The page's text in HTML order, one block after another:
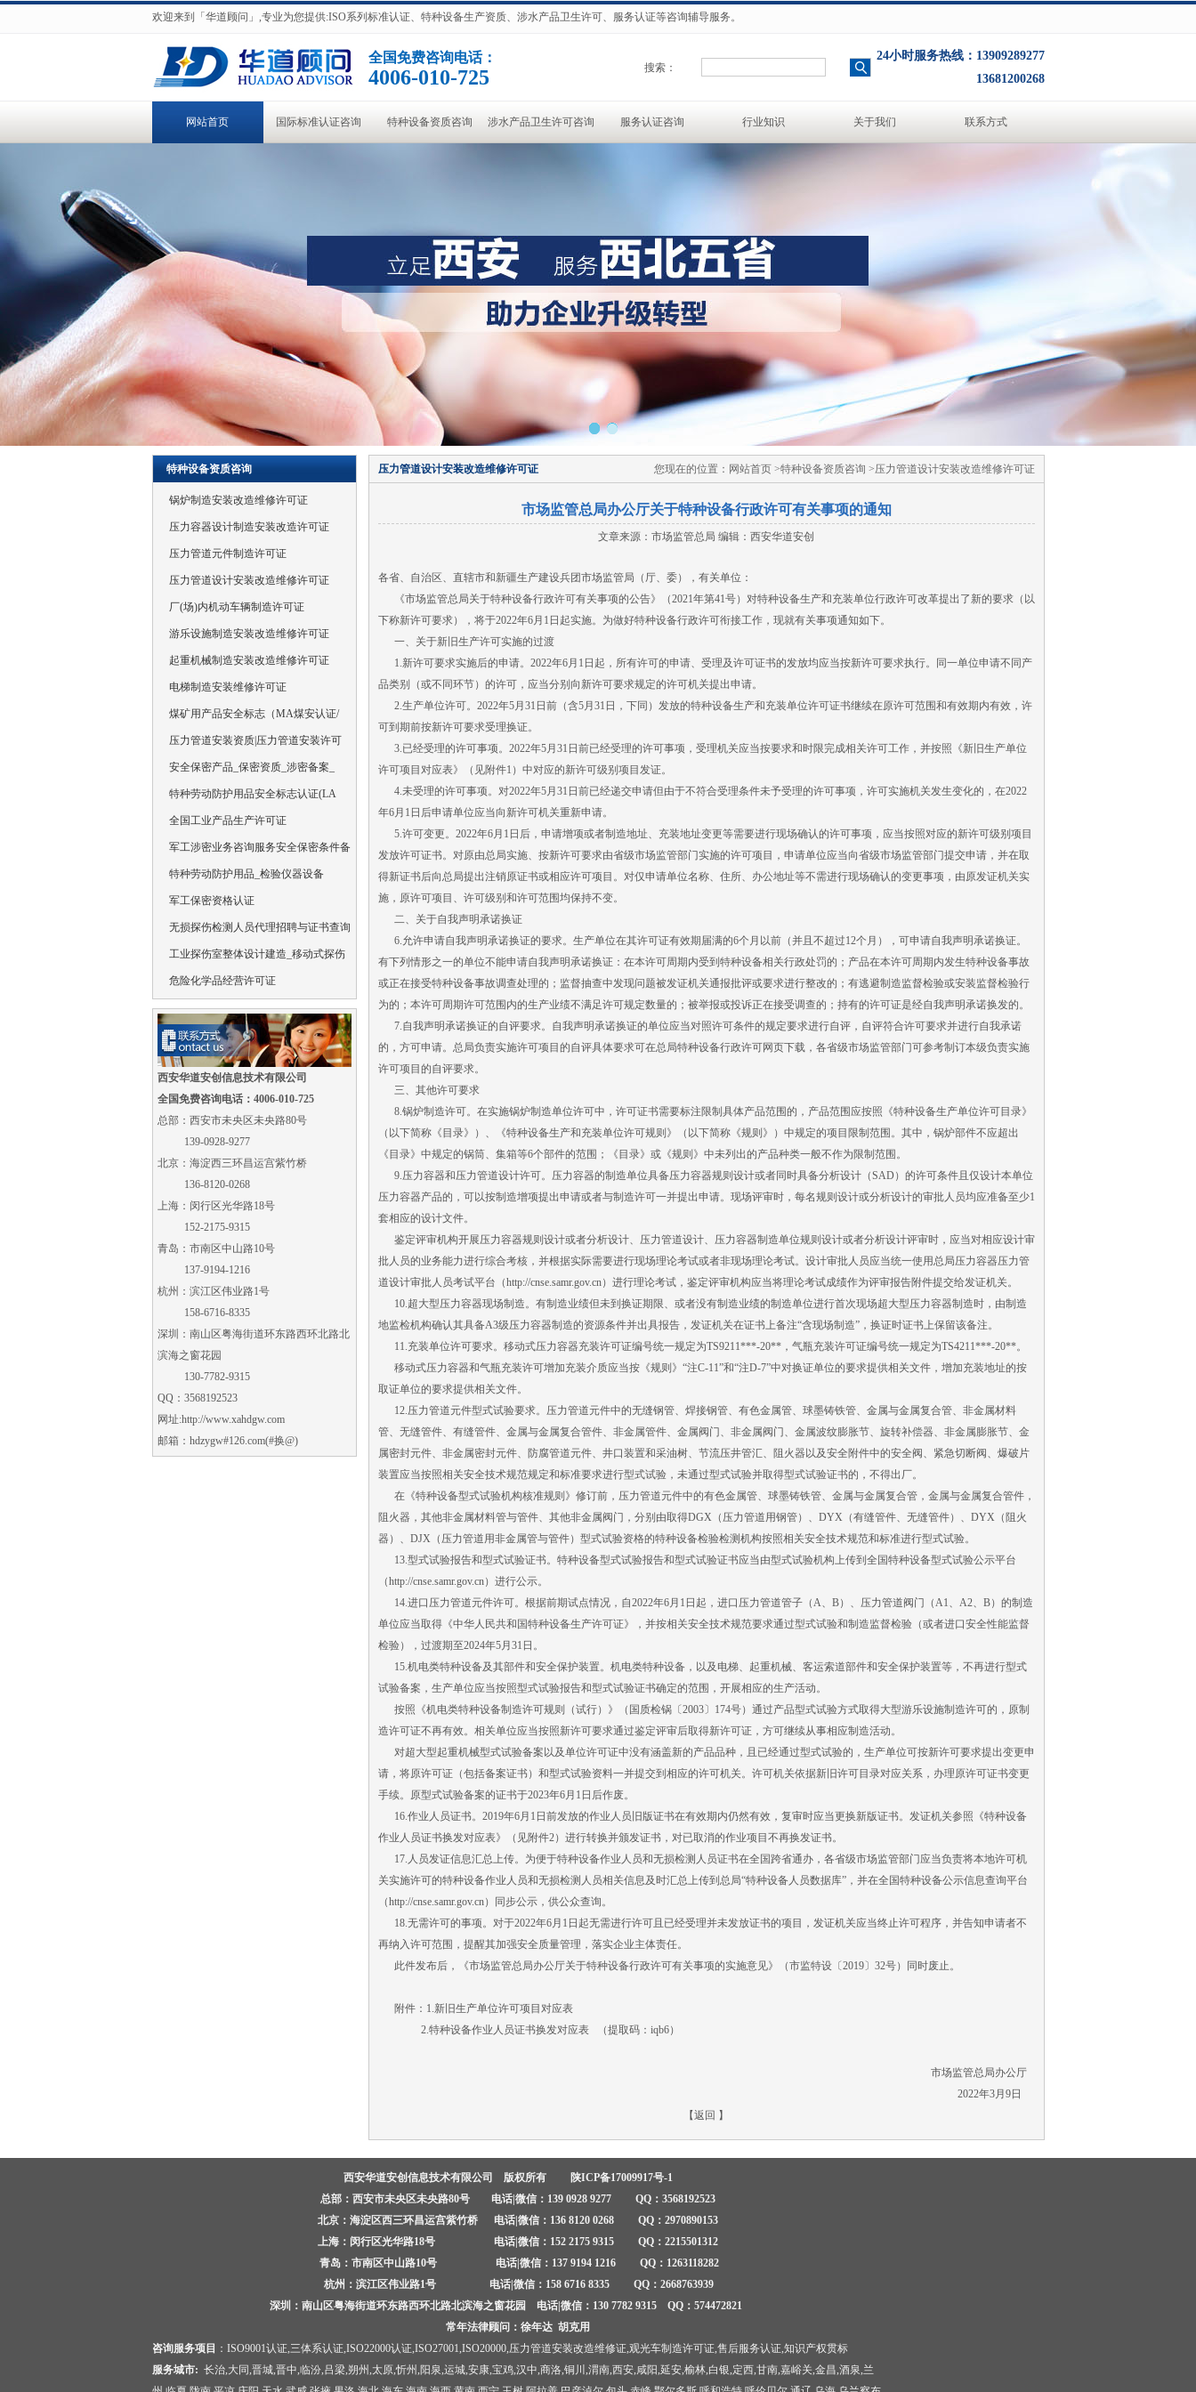
欢迎来到「华道顾问」,专业为您提供:ISO系列标准认证、特种设备生产资质、涉水产品卫生许可、服务认证等咨询辅导服务。
全国免费咨询电话：
4006-010-725 搜索：
24小时服务热线：13909289277
13681200268
网站首页 国际标准认证咨询 特种设备资质咨询 涉水产品卫生许可咨询 服务认证咨询 行业知识 关于我们 联系方式
特种设备资质咨询
锅炉制造安装改造维修许可证
压力容器设计制造安装改造许可证
压力管道元件制造许可证
压力管道设计安装改造维修许可证
厂(场)内机动车辆制造许可证
游乐设施制造安装改造维修许可证
起重机械制造安装改造维修许可证
电梯制造安装维修许可证
煤矿用产品安全标志（MA煤安认证/
压力管道安装资质|压力管道安装许可
安全保密产品_保密资质_涉密备案_
特种劳动防护用品安全标志认证(LA
全国工业产品生产许可证
军工涉密业务咨询服务安全保密条件备
特种劳动防护用品_检验仪器设备
军工保密资格认证
无损探伤检测人员代理招聘与证书查询
工业探伤室整体设计建造_移动式探伤
危险化学品经营许可证
西安华道安创信息技术有限公司
全国免费咨询电话：4006-010-725
总部：西安市未央区未央路80号
139-0928-9277
北京：海淀西三环昌运宫紫竹桥
136-8120-0268
上海：闵行区光华路18号
152-2175-9315
青岛：市南区中山路10号
137-9194-1216
杭州：滨江区伟业路1号
158-6716-8335
深圳：南山区粤海街道环东路西环北路北
滨海之窗花园
130-7782-9315
QQ：3568192523
网址:http://www.xahdgw.com
邮箱：hdzygw#126.com(#换@)
您现在的位置：网站首页 >特种设备资质咨询 >压力管道设计安装改造维修许可证
压力管道设计安装改造维修许可证
市场监管总局办公厅关于特种设备行政许可有关事项的通知
文章来源：市场监管总局 编辑：西安华道安创
各省、自治区、直辖市和新疆生产建设兵团市场监管局（厅、委），有关单位：
《市场监管总局关于特种设备行政许可有关事项的公告》（2021年第41号）对特种设备生产和充装单位行政许可改革提出了新的要求（以
下称新许可要求），将于2022年6月1日起实施。为做好特种设备行政许可衔接工作，现就有关事项通知如下。
一、关于新旧生产许可实施的过渡
1.新许可要求实施后的申请。2022年6月1日起，所有许可的申请、受理及许可证书的发放均应当按新许可要求执行。同一单位申请不同产
品类别（或不同环节）的许可，应当分别向新许可要求规定的许可机关提出申请。
2.生产单位许可。2022年5月31日前（含5月31日，下同）发放的特种设备生产和充装单位许可证书继续在原许可范围和有效期内有效，许
可到期前按新许可要求受理换证。
3.已经受理的许可事项。2022年5月31日前已经受理的许可事项，受理机关应当按要求和时限完成相关许可工作，并按照《新旧生产单位
许可项目对应表》（见附件1）中对应的新许可级别项目发证。
4.未受理的许可事项。对2022年5月31日前已经递交申请但由于不符合受理条件未予受理的许可事项，许可实施机关发生变化的，在2022
年6月1日后申请单位应当向新许可机关重新申请。
5.许可变更。2022年6月1日后，申请增项或者制造地址、充装地址变更等需要进行现场确认的许可事项，应当按照对应的新许可级别项目
发放许可证书。对原由总局实施、按新许可要求由省级市场监管部门实施的许可项目，申请单位应当向省级市场监管部门提交申请，并在取
得新证书后向总局提出注销原证书或相应许可项目。对仅申请单位名称、住所、办公地址等不需进行现场确认的变更事项，由原发证机关实
施，原许可项目、许可级别和许可范围均保持不变。
二、关于自我声明承诺换证
6.允许申请自我声明承诺换证的要求。生产单位在其许可证有效期届满的6个月以前（并且不超过12个月），可申请自我声明承诺换证。
有下列情形之一的单位不能申请自我声明承诺换证：在本许可周期内受到特种设备相关行政处罚的；产品在本许可周期内发生特种设备事故
或正在接受特种设备事故调查处理的；监督抽查中发现问题被发证机关通报批评或要求进行整改的；有逃避制造监督检验或安装监督检验行
为的；本许可周期许可范围内的生产业绩不满足许可规定数量的；被举报或投诉正在接受调查的；持有的许可证是经自我声明承诺换发的。
7.自我声明承诺换证的自评要求。自我声明承诺换证的单位应当对照许可条件的规定要求进行自评，自评符合许可要求并进行自我承诺
的，方可申请。总局负责实施许可项目的自评具体要求可在总局特种设备行政许可网页下载，各省级市场监管部门可参考制订本级负责实施
许可项目的自评要求。
三、其他许可要求
8.锅炉制造许可。在实施锅炉制造单位许可中，许可证书需要标注限制具体产品范围的，产品范围应按照《特种设备生产单位许可目录》
（以下简称《目录》）、《特种设备生产和充装单位许可规则》（以下简称《规则》）中规定的项目限制范围。其中，锅炉部件不应超出
《目录》中规定的锅筒、集箱等6个部件的范围；《目录》或《规则》中未列出的产品种类一般不作为限制范围。
9.压力容器和压力管道设计许可。压力容器的制造单位具备压力容器规则设计或者同时具备分析设计（SAD）的许可条件且仅设计本单位
压力容器产品的，可以按制造增项提出申请或者与制造许可一并提出申请。现场评审时，每名规则设计或分析设计的审批人员均应准备至少1
套相应的设计文件。
鉴定评审机构开展压力容器规则设计或者分析设计、压力管道设计、压力容器制造单位规则设计或者分析设计评审时，应当对相应设计审
批人员的业务能力进行综合考核，并根据实际需要进行现场理论考试或者非现场理论考试。设计审批人员应当统一使用总局压力容器压力管
道设计审批人员考试平台（http://cnse.samr.gov.cn）进行理论考试，鉴定评审机构应当将理论考试成绩作为评审报告附件提交给发证机关。
10.超大型压力容器现场制造。有制造业绩但未到换证期限、或者没有制造业绩的制造单位进行首次现场超大型压力容器制造时，由制造
地监检机构确认其具备A3级压力容器制造的资源条件并出具报告，发证机关在证书上备注“含现场制造”，换证时证书上保留该备注。
11.充装单位许可要求。移动式压力容器充装许可证编号统一规定为TS9211***-20**，气瓶充装许可证编号统一规定为TS4211***-20**。
移动式压力容器和气瓶充装许可增加充装介质应当按《规则》“注C-11”和“注D-7”中对换证单位的要求提供相关文件，增加充装地址的按
取证单位的要求提供相关文件。
12.压力管道元件型式试验要求。压力管道元件中的无缝钢管、焊接钢管、有色金属管、球墨铸铁管、金属与金属复合管、非金属材料
管、无缝管件、有缝管件、金属与金属复合管件、非金属管件、金属阀门、非金属阀门、金属波纹膨胀节、旋转补偿器、非金属膨胀节、金
属密封元件、非金属密封元件、防腐管道元件、井口装置和采油树、节流压井管汇、阻火器以及安全附件中的安全阀、紧急切断阀、爆破片
装置应当按照相关安全技术规范规定和标准要求进行型式试验，未通过型式试验并取得型式试验证书的，不得出厂。
在《特种设备型式试验机构核准规则》修订前，压力管道元件中的有色金属管、球墨铸铁管、金属与金属复合管，金属与金属复合管件，
阻火器，其他非金属材料管与管件、其他非金属阀门，分别由取得DGX（压力管道用钢管）、DYX（有缝管件、无缝管件）、DYX（阻火
器）、DJX（压力管道用非金属管与管件）型式试验资格的特种设备检验检测机构按照相关安全技术规范和标准进行型式试验。
13.型式试验报告和型式试验证书。特种设备型式试验报告和型式试验证书应当由型式试验机构上传到全国特种设备型式试验公示平台
（http://cnse.samr.gov.cn）进行公示。
14.进口压力管道元件许可。根据前期试点情况，自2022年6月1日起，进口压力管道管子（A、B）、压力管道阀门（A1、A2、B）的制造
单位应当取得《中华人民共和国特种设备生产许可证》，并按相关安全技术规范要求通过型式试验和制造监督检验（或者进口安全性能监督
检验），过渡期至2024年5月31日。
15.机电类特种设备及其部件和安全保护装置。机电类特种设备，以及电梯、起重机械、客运索道部件和安全保护装置等，不再进行型式
试验备案，生产单位应当按照型式试验报告和型式试验证书确定的范围，开展相应的生产活动。
按照《机电类特种设备制造许可规则（试行）》（国质检锅〔2003〕174号）通过产品型式试验方式取得大型游乐设施制造许可的，原制
造许可证不再有效。相关单位应当按照新许可要求通过鉴定评审后取得新许可证，方可继续从事相应制造活动。
对超大型起重机械型式试验备案以及单位许可证中没有涵盖新的产品品种，且已经通过型式试验的，生产单位可按新许可要求提出变更申
请，将原许可证（包括备案证书）和型式试验资料一并提交到相应的许可机关。许可机关依据新旧许可目录对应关系，办理原许可证书变更
手续。原型式试验备案的证书于2023年6月1日后作废。
16.作业人员证书。2019年6月1日前发放的作业人员旧版证书在有效期内仍然有效，复审时应当更换新版证书。发证机关参照《特种设备
作业人员证书换发对应表》（见附件2）进行转换并颁发证书，对已取消的作业项目不再换发证书。
17.人员发证信息汇总上传。为便于特种设备作业人员和无损检测人员证书在全国跨省通办，各省级市场监管部门应当负责将本地许可机
关实施许可的特种设备作业人员和无损检测人员相关信息及时汇总上传到总局“特种设备人员数据库”，并在全国特种设备公示信息查询平台
（http://cnse.samr.gov.cn）同步公示，供公众查询。
18.无需许可的事项。对于2022年6月1日起无需进行许可且已经受理并未发放证书的项目，发证机关应当终止许可程序，并告知申请者不
再纳入许可范围，提醒其加强安全质量管理，落实企业主体责任。
此件发布后，《市场监管总局办公厅关于特种设备行政许可有关事项的实施意见》（市监特设〔2019〕32号）同时废止。
附件：1.新旧生产单位许可项目对应表
2.特种设备作业人员证书换发对应表（提取码：iqb6）
市场监管总局办公厅
2022年3月9日
【返回 】
西安华道安创信息技术有限公司 版权所有
陕ICP备17009917号-1
总部：西安市未央区未央路80号 电话|微信：139 0928 9277 QQ：3568192523
北京：海淀区西三环昌运宫紫竹桥 电话|微信：136 8120 0268 QQ：2970890153
上海：闵行区光华路18号 电话|微信：152 2175 9315 QQ：2215501312
青岛：市南区中山路10号 电话|微信：137 9194 1216 QQ：1263118282
杭州： 滨江区伟业路1号
电话|微信：158 6716 8335 QQ：2668763939
深圳：南山区粤海街道环东路西环北路北滨海之窗花园 电话|微信：130 7782 9315 QQ：574472821
常年法律顾问：徐年达 胡克用
咨询服务项目 ： ISO9001认证,三体系认证,ISO22000认证,ISO27001,ISO20000,压力管道安装改造维修证,观光车制造许可证,售后服务认证,知识产权贯标
服务城市: 长治,大同,晋城,晋中,临汾,吕梁,朔州,太原,忻州,阳泉,运城,安康,宝鸡,汉中,商洛,铜川,渭南,西安,咸阳,延安,榆林,白银,定西,甘南,嘉峪关,金昌,酒泉,兰